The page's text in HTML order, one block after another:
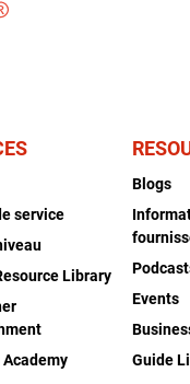
service
Library
Blogs
Events
Guide